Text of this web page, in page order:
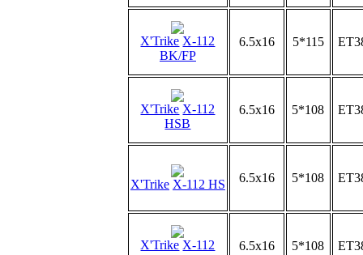
X'Trike X-112
BK/FP
6.5x16 5*115
X'Trike X-112
HSB
6.5x16 5*108
X'Trike X-112 HS 6.5x16 5*108
X'Trike X-112
6.5x16 5*108